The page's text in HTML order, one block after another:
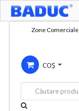
Compania
Servicii
Productie
Zone Comerciale
COȘ